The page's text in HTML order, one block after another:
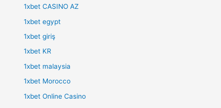
1xbet CASINO AZ
1xbet egypt
1xbet giriş
1xbet KR
1xbet malaysia
1xbet Morocco
1xbet Online Casino